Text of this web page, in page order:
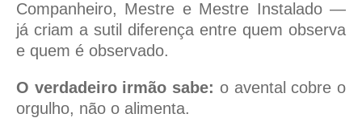
Companheiro, Mestre e Mestre Instalado —
já criam a sutil diferença entre quem observa
e quem é observado.
O verdadeiro irmão sabe: o avental cobre o
orgulho, não o alimenta.